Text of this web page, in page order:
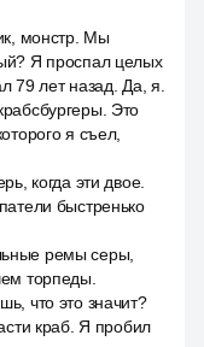
монстр. Мы
Я проспал целых
79 лет назад. Да, я.
Это
я съел,
когда эти двое.
быстренько
ремы серы,
торпеды.
что это значит?
краб. Я пробил